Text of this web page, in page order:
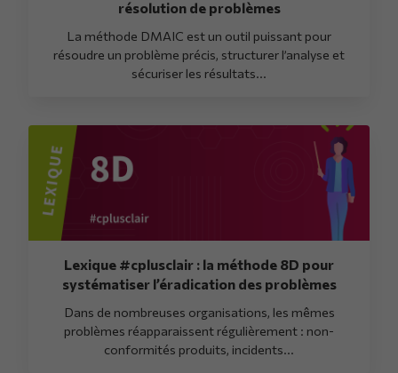
résolution de problèmes
La méthode DMAIC est un outil puissant pour
résoudre un problème précis, structurer l’analyse et
sécuriser les résultats...
Lexique #cplusclair : la méthode 8D pour
systématiser l’éradication des problèmes
Dans de nombreuses organisations, les mêmes
problèmes réapparaissent régulièrement : non-
conformités produits, incidents...